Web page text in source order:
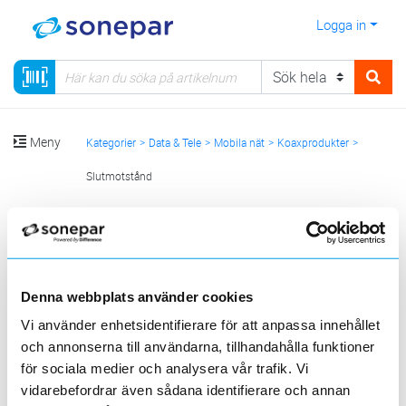
Denna webbplats använder cookies
Vi använder enhetsidentifierare för att anpassa innehållet
och annonserna till användarna, tillhandahålla funktioner
för sociala medier och analysera vår trafik. Vi
vidarebefordrar även sådana identifierare och annan
Logga in
Meny Kategorier Data & Tele Mobila nät Koaxprodukter
Slutmotstånd
Filter Lagerförda Alla